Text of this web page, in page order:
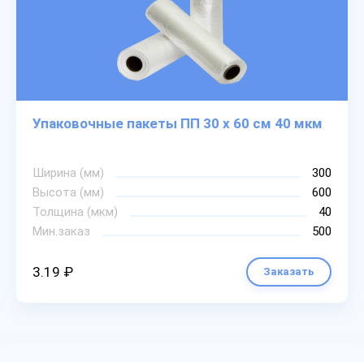
Упаковочные пакеты ПП 30 х 60 см 40 мкм
Ширина (мм)
300
Высота (мм)
600
Толщина (мкм)
40
Мин.заказ
500
3.19 ₽ Заказать